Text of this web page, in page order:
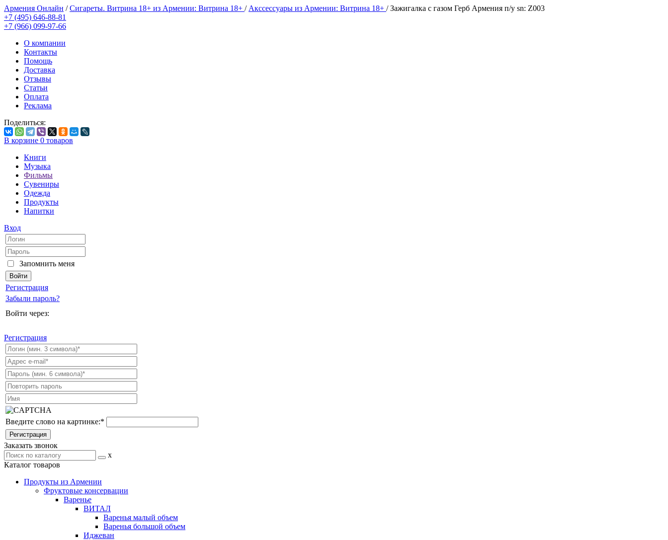
Армения Онлайн /Сигареты. Витрина 18+ из Армении: Витрина 18+ / Акссессуары из Армении: Витрина 18+ /Зажигалка с газом Герб Армения п/у sn: Z003
+7 (495) 646-88-81
+7 (966) 099-97-66
О компании
Контакты
Помощь
Доставка
Отзывы
Статьи
Оплата
Реклама
Поделиться:
В корзине 0 товаров
Книги
Музыка
Фильмы
Сувениры
Одежда
Продукты
Напитки
Вход
Запомнить меня
Регистрация
Забыли пароль?
Войти через:
Регистрация
Введите слово на картинке:*
Заказать звонок
x
Каталог товаров
Продукты из Армении
Фруктовые консервации
Варенье
ВИТАЛ
Варенья малый объем
Варенья большой объем
Иджеван